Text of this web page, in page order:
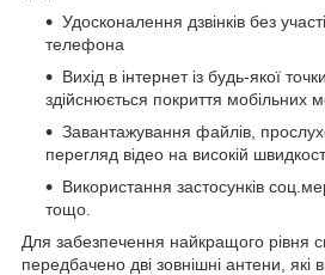
Удосконалення дзвінків без
телефона
Вихід в інтернет із будь-якої
здійснюється покриття мобільних
Завантажування файлів,
перегляд відео на високій
Використання застосунків
тощо.
Для забезпечення найкращого рівня
передбачено дві зовнішні антени, які